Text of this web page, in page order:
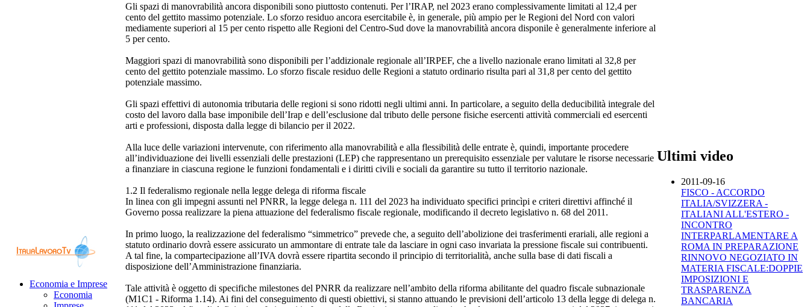
Economia e Imprese
Economia
Gli spazi di manovrabilità ancora disponibili sono piuttosto contenuti. Per l’IRAP, nel 2023 erano complessivamente limitati al 12,4 per
cento del gettito massimo potenziale. Lo sforzo residuo ancora esercitabile è, in generale, più ampio per le Regioni del Nord con valori
mediamente superiori al 15 per cento rispetto alle Regioni del Centro-Sud dove la manovrabilità ancora disponile è generalmente inferiore al
5 per cento.
Maggiori spazi di manovrabilità sono disponibili per l’addizionale regionale all’IRPEF, che a livello nazionale erano limitati al 32,8 per
cento del gettito potenziale massimo. Lo sforzo fiscale residuo delle Regioni a statuto ordinario risulta pari al 31,8 per cento del gettito
potenziale massimo.
Gli spazi effettivi di autonomia tributaria delle regioni si sono ridotti negli ultimi anni. In particolare, a seguito della deducibilità integrale del
costo del lavoro dalla base imponibile dell’Irap e dell’esclusione dal tributo delle persone fisiche esercenti attività commerciali ed esercenti
arti e professioni, disposta dalla legge di bilancio per il 2022.
Alla luce delle variazioni intervenute, con riferimento alla manovrabilità e alla flessibilità delle entrate è, quindi, importante procedere
all’individuazione dei livelli essenziali delle prestazioni (LEP) che rappresentano un prerequisito essenziale per valutare le risorse necessarie
a finanziare in ciascuna regione le funzioni fondamentali e i diritti civili e sociali da garantire su tutto il territorio nazionale.
1.2 Il federalismo regionale nella legge delega di riforma fiscale
In linea con gli impegni assunti nel PNRR, la legge delega n. 111 del 2023 ha individuato specifici princìpi e criteri direttivi affinché il
Governo possa realizzare la piena attuazione del federalismo fiscale regionale, modificando il decreto legislativo n. 68 del 2011.
In primo luogo, la realizzazione del federalismo “simmetrico” prevede che, a seguito dell’abolizione dei trasferimenti erariali, alle regioni a
statuto ordinario dovrà essere assicurato un ammontare di entrate tale da lasciare in ogni caso invariata la pressione fiscale sui contribuenti.
A tal fine, la compartecipazione all’IVA dovrà essere ripartita secondo il principio di territorialità, anche sulla base di dati fiscali a
disposizione dell’Amministrazione finanziaria.
Tale attività è oggetto di specifiche milestones del PNRR da realizzare nell’ambito della riforma abilitante del quadro fiscale subnazionale
(M1C1 - Riforma 1.14). Ai fini del conseguimento di questi obiettivi, si stanno attuando le previsioni dell’articolo 13 della legge di delega n.
Ultimi video
2011-09-16
FISCO - ACCORDO
ITALIA/SVIZZERA -
ITALIANI ALL'ESTERO -
INCONTRO
INTERPARLAMENTARE A
ROMA IN PREPARAZIONE
RINNOVO NEGOZIATO IN
MATERIA FISCALE:DOPPIE
IMPOSIZIONI E
TRASPARENZA
BANCARIA